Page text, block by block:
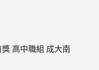
高中職組 成大南